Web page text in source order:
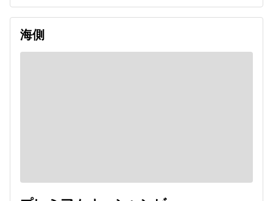
海側